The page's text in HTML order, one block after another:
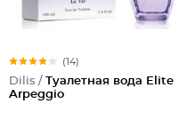
(14)
Dilis / Туалетная вода Elite
Arpeggio